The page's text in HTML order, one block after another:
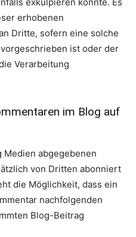
erhobenen
Dritte, sofern eine solche
ist oder der
Verarbeitung
im Blog auf
Medien abgegebenen
von Dritten abonniert
die Möglichkeit, dass ein
nachfolgenden
Blog-Beitrag